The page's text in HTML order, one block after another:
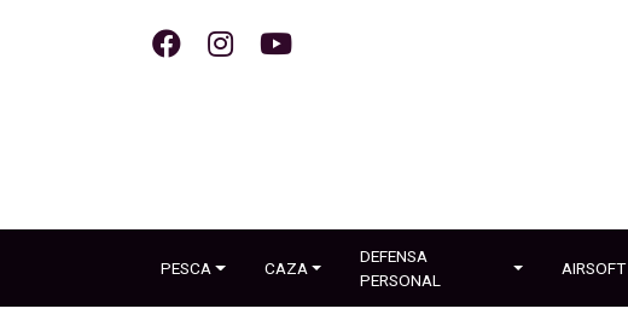
PESCA CAZA
DEFENSA
PERSONAL
AIRSOFT